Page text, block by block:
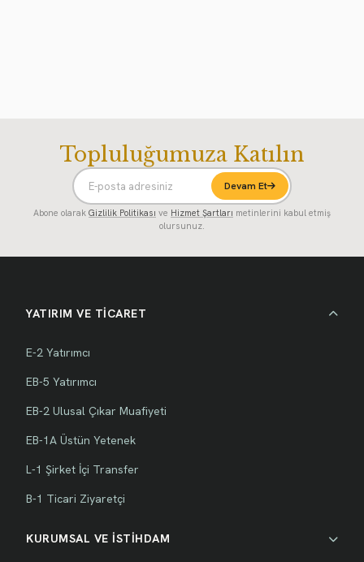
Topluluğumuza Katılın
Devam Et
Abone olarak Gizlilik Politikası ve Hizmet Şartları metinlerini kabul etmiş
olursunuz.
YATIRIM VE TİCARET
E-2 Yatırımcı
EB-5 Yatırımcı
EB-2 Ulusal Çıkar Muafiyeti
EB-1A Üstün Yetenek
L-1 Şirket İçi Transfer
B-1 Ticari Ziyaretçi
KURUMSAL VE İSTİHDAM